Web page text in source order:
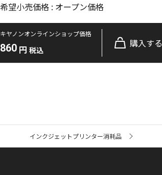
希望小売価格 : オープン価格
キヤノンオンラインショップ価格
860 円 税込
購入する
インクジェットプリンター消耗品